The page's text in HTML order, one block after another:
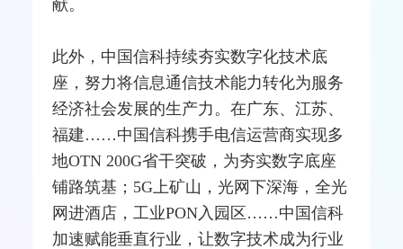
献。
此外，中国信科持续夯实数字化技术底
座，努力将信息通信技术能力转化为服务
经济社会发展的生产力。在广东、江苏、
福建……中国信科携手电信运营商实现多
地OTN 200G省干突破，为夯实数字底座
铺路筑基；5G上矿山，光网下深海，全光
网进酒店，工业PON 入园区……中国信科
加速赋能垂直行业，让数字技术成为行业